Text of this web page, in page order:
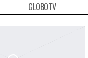
GLOBOTV